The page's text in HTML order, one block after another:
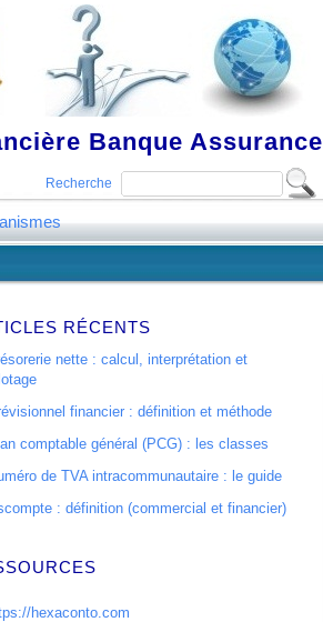
Banque Assurance
Recherche
RÉCENTS
nette : calcul, interprétation et
financier : définition et méthode
comptable général (PCG) : les classes
de TVA intracommunautaire : le guide
: définition (commercial et financier)